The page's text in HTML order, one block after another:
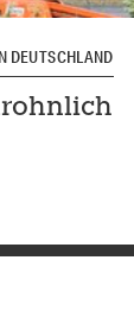
DEUTSCHLAND